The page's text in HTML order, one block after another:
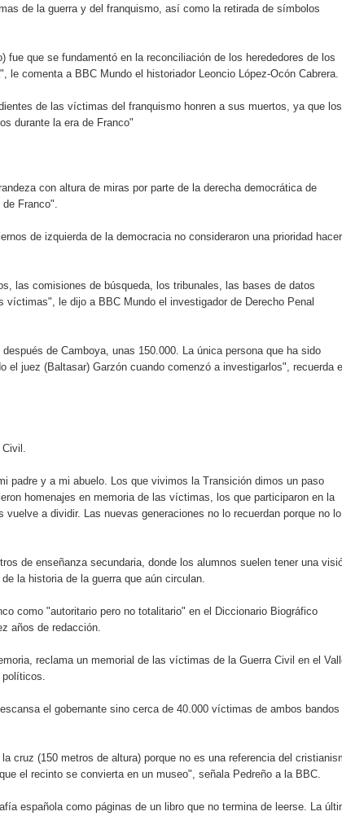
de Oficina Regional Este en La Romana
artística con nuevo álbum, renovación de su equipo y
al regreso de Pavel Núñez y su “Bipolarband” a Hard
el segundo Foro del Ahorro y la Inversión
y se convierte en la primera empresa del sector con
de pólizas con Inteligencia Artificial y reduce el proceso
inaugura Primer Congreso de Artesanos de Santiago
de la guerra y del franquismo, así como la retirada de símbolos
que se fundamentó en la reconciliación de los herededores de los
le comenta a BBC Mundo el historiador Leoncio López-Ocón Cabrera.
de las víctimas del franquismo honren a sus muertos, ya que los
durante la era de Franco"
con altura de miras por parte de la derecha democrática de
Franco".
de izquierda de la democracia no consideraron una prioridad hacer
las comisiones de búsqueda, los tribunales, las bases de datos
le dijo a BBC Mundo el investigador de Derecho Penal
de Camboya, unas 150.000. La única persona que ha sido
juez (Baltasar) Garzón cuando comenzó a investigarlos", recuerda el
Civil.
padre y a mi abuelo. Los que vivimos la Transición dimos un paso
homenajes en memoria de las víctimas, los que participaron en la
a dividir. Las nuevas generaciones no lo recuerdan porque no lo
de enseñanza secundaria, donde los alumnos suelen tener una
la historia de la guerra que aún circulan.
como "autoritario pero no totalitario" en el Diccionario Biográfico
años de redacción.
reclama un memorial de las víctimas de la Guerra Civil en el
políticos.
el gobernante sino cerca de 40.000 víctimas de ambos bandos
cruz (150 metros de altura) porque no es una referencia del
el recinto se convierta en un museo", señala Pedreño a la BBC.
española como páginas de un libro que no termina de leerse. La